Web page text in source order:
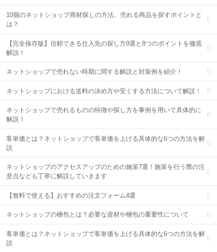
10個のネットショップ商材探しの方法。売れる商品を探すポイントと
は？
【完全保存版】信頼できる仕入先の探し方9選と8つのポイントを徹底
解説！
ネットショップで売れない時期に関する解説と対策例を紹介！
ネットショップにおける送料の決め方や安くする方法について解説！
ネットショップで売れるものの特徴や探し方を事例を用いて具体的に
解説！
客単価とは？ネットショップで客単価を上げる具体的な6つの方法を解
説
ネットショップのアクセスアップのための施策7選！施策を行う際の注
意点なども丁寧に解説していきます
【無料で使える】おすすめの注文フォーム4選
ネットショップの梱包とは？必要な資材や梱包の重要性について
客単価とは？ネットショップで客単価を上げる具体的な6つの方法を解
説